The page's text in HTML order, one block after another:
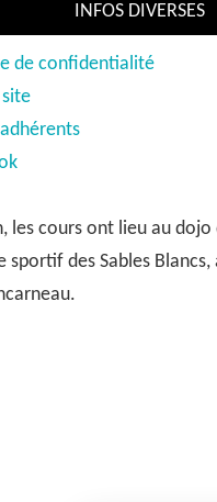
INFOS DIVERSES
de confidentialité
les cours ont lieu au dojo
sportif des Sables